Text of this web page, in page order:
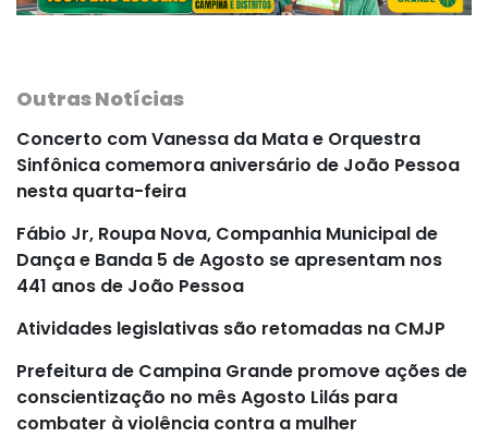
Outras Notícias
Concerto com Vanessa da Mata e Orquestra
Sinfônica comemora aniversário de João Pessoa
nesta quarta-feira
Fábio Jr, Roupa Nova, Companhia Municipal de
Dança e Banda 5 de Agosto se apresentam nos
441 anos de João Pessoa
Atividades legislativas são retomadas na CMJP
Prefeitura de Campina Grande promove ações de
conscientização no mês Agosto Lilás para
combater à violência contra a mulher